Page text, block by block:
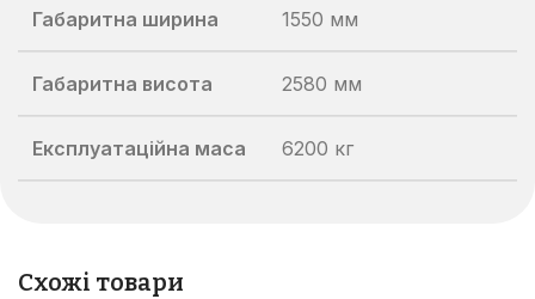
Габаритна ширина 1550 мм
Габаритна висота 2580 мм
Експлуатаційна маса 6200 кг
Схожі товари